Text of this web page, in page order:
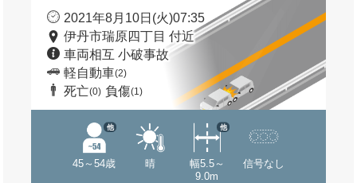
2021年8月10日(火)07:35
伊丹市瑞原四丁目 付近
車両相互 小破事故
軽自動車(2)
死亡(0) 負傷(1)
45～54歳
他
晴
幅5.5～
9.0m
他
信号なし